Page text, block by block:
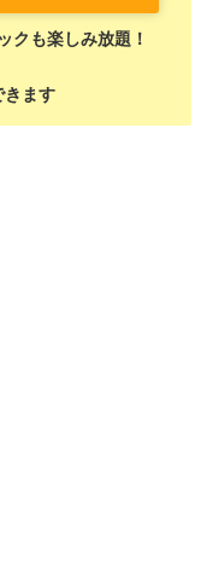
クも楽しみ放題！
きます